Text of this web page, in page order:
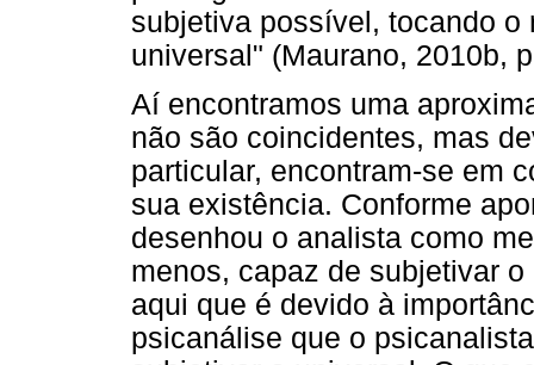
subjetiva possível, tocando o
universal" (Maurano, 2010b,
Aí encontramos uma
não são coincidentes, mas
particular, encontram-se em
sua existência. Conforme
desenhou o analista como
menos, capaz de subjetivar
aqui que é devido à
psicanálise que o